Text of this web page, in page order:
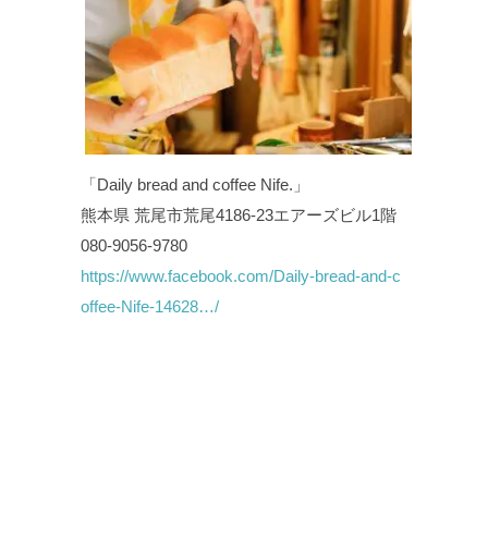
「Daily bread and coffee Nife.」
熊本県 荒尾市荒尾4186-23エアーズビル1階
080-9056-9780
https://www.facebook.com/Daily-bread-and-c
offee-Nife-14628…/